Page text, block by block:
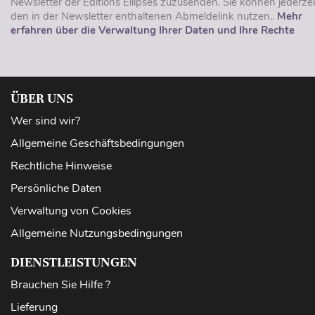
den in der Newsletter enthaltenen Abmeldelink nutzen.. Mehr
erfahren über die Verwaltung Ihrer Daten und Ihre Rechte
ÜBER UNS
Wer sind wir?
Allgemeine Geschäftsbedingungen
Rechtliche Hinweise
Persönliche Daten
Verwaltung von Cookies
Allgemeine Nutzungsbedingungen
DIENSTLEISTUNGEN
Brauchen Sie Hilfe ?
Lieferung